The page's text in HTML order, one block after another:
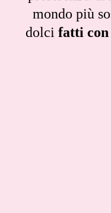
mondo più
dolci fatti con